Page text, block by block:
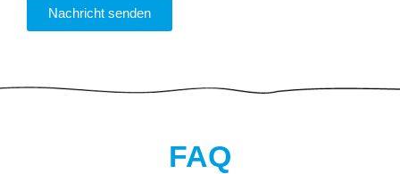
Nachricht senden
FAQ